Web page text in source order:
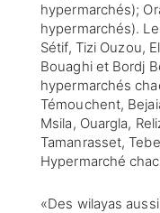
hypermarchés);
hypermarchés).
Sétif, Tizi Ouzou,
Bouaghi et Bordj
hypermarchés
Témouchent,
Msila, Ouargla,
Tamanrasset,
Hypermarché
«Des wilayas